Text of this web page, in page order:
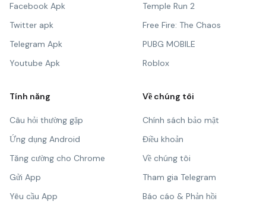
Facebook Apk
Twitter apk
Telegram Apk
Youtube Apk
Temple Run 2
Free Fire: The Chaos
PUBG MOBILE
Roblox
Tính năng
Câu hỏi thường gặp
Ứng dụng Android
Tăng cường cho Chrome
Gửi App
Yêu cầu App
Về chúng tôi
Chính sách bảo mật
Điều khoản
Về chúng tôi
Tham gia Telegram
Báo cáo & Phản hồi